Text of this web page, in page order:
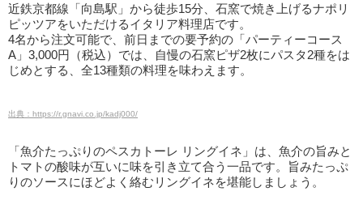
近鉄京都線「向島駅」から徒歩15分、石窯で焼き上げるナポリ
ピッツアをいただけるイタリア料理店です。
4名から注文可能で、前日までの要予約の「パーティーコース
A」3,000円（税込）では、自慢の石窯ピザ2枚にパスタ2種をは
じめとする、全13種類の料理を味わえます。
出典：https://r.gnavi.co.jp/kadj000/
「魚介たっぷりのペスカトーレ リングイネ」は、魚介の旨みと
トマトの酸味が互いに味を引き立て合う一品です。旨みたっぷ
りのソースにほどよく絡むリングイネを堪能しましょう。